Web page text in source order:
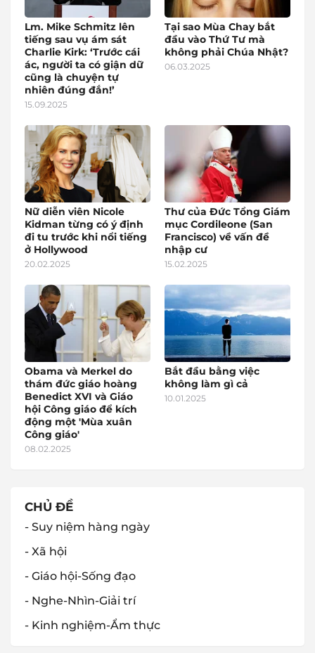
Lm. Mike Schmitz lên
tiếng sau vụ ám sát
Charlie Kirk: ‘Trước cái
ác, người ta có giận dữ
cũng là chuyện tự
nhiên đúng đắn!’
15.09.2025
Tại sao Mùa Chay bắt
đầu vào Thứ Tư mà
không phải Chúa Nhật?
06.03.2025
Nữ diễn viên Nicole
Kidman từng có ý định
đi tu trước khi nổi tiếng
ở Hollywood
20.02.2025
Thư của Đức Tổng Giám
mục Cordileone (San
Francisco) về vấn đề
nhập cư
15.02.2025
Obama và Merkel do
thám đức giáo hoàng
Benedict XVI và Giáo
hội Công giáo để kích
động một 'Mùa xuân
Công giáo'
08.02.2025
Bắt đầu bằng việc
không làm gì cả
10.01.2025
CHỦ ĐỀ
- Suy niệm hàng ngày
- Xã hội
- Giáo hội-Sống đạo
- Nghe-Nhìn-Giải trí
- Kinh nghiệm-Ẩm thực